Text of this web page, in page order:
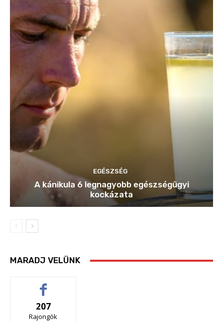
EGÉSZSÉG
A kánikula 6 legnagyobb egészségügyi
kockázata
MARADJ VELÜNK
207
Rajongók